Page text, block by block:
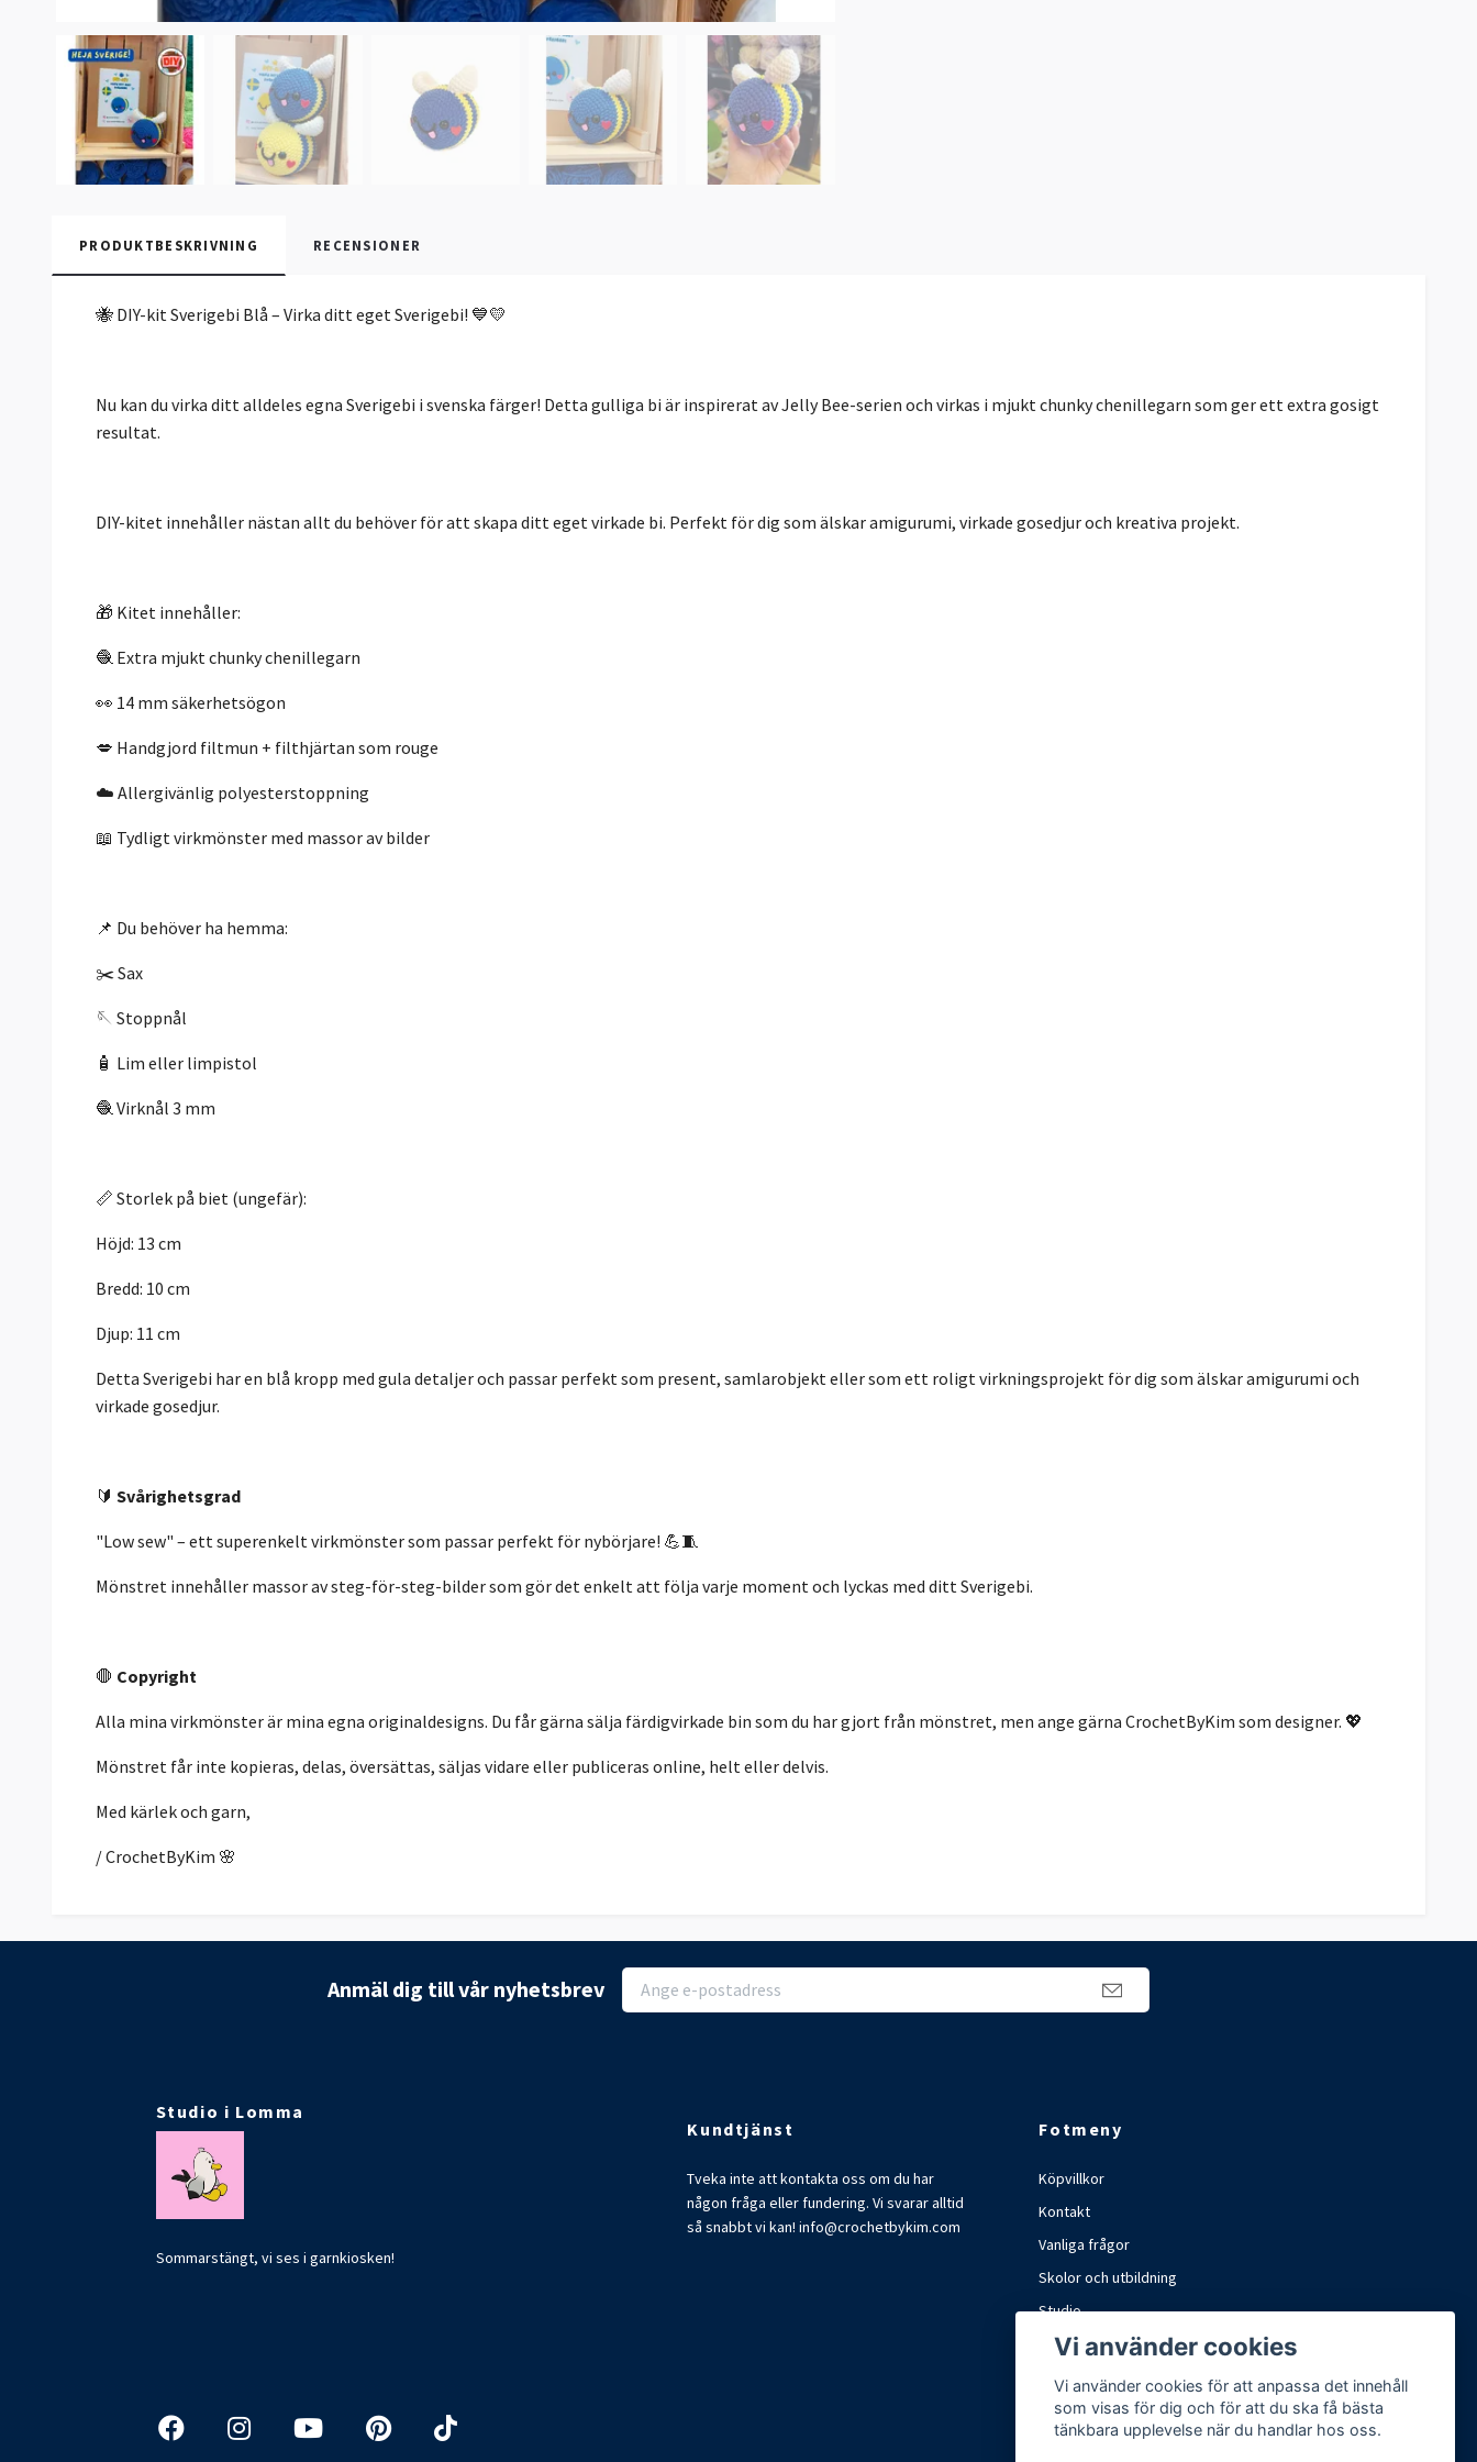
PRODUKTBESKRIVNING RECENSIONER
🐝 DIY-kit Sverigebi Blå – Virka ditt eget Sverigebi! 💙💛
Nu kan du virka ditt alldeles egna Sverigebi i svenska färger! Detta gulliga bi är inspirerat av Jelly Bee-serien och virkas i mjukt chunky chenillegarn som ger ett extra gosigt
resultat.
DIY-kitet innehåller nästan allt du behöver för att skapa ditt eget virkade bi. Perfekt för dig som älskar amigurumi, virkade gosedjur och kreativa projekt.
🎁 Kitet innehåller:
🧶 Extra mjukt chunky chenillegarn
👀 14 mm säkerhetsögon
💋 Handgjord filtmun + filthjärtan som rouge
☁️ Allergivänlig polyesterstoppning
📖 Tydligt virkmönster med massor av bilder
📌 Du behöver ha hemma:
✂️ Sax
🪡 Stoppnål
🧴 Lim eller limpistol
🧶 Virknål 3 mm
📏 Storlek på biet (ungefär):
Höjd: 13 cm
Bredd: 10 cm
Djup: 11 cm
Detta Sverigebi har en blå kropp med gula detaljer och passar perfekt som present, samlarobjekt eller som ett roligt virkningsprojekt för dig som älskar amigurumi och
virkade gosedjur.
🔰 Svårighetsgrad
"Low sew" – ett superenkelt virkmönster som passar perfekt för nybörjare! 💪🧵
Mönstret innehåller massor av steg-för-steg-bilder som gör det enkelt att följa varje moment och lyckas med ditt Sverigebi.
🛑 Copyright
Alla mina virkmönster är mina egna originaldesigns. Du får gärna sälja färdigvirkade bin som du har gjort från mönstret, men ange gärna CrochetByKim som designer. 💖
Mönstret får inte kopieras, delas, översättas, säljas vidare eller publiceras online, helt eller delvis.
Med kärlek och garn,
/ CrochetByKim 🌸
Anmäl dig till vår nyhetsbrev
Studio i Lomma
Sommarstängt, vi ses i garnkiosken!
Kundtjänst
Tveka inte att kontakta oss om du har
någon fråga eller fundering. Vi svarar alltid
så snabbt vi kan!info@crochetbykim.com
Fotmeny
Köpvillkor
Kontakt
Vanliga frågor
Skolor och utbildning
Studio
Marknader och mässor
Vi använder cookies
Vi använder cookies för att anpassa det innehåll
som visas för dig och för att du ska få bästa
tänkbara upplevelse när du handlar hos oss.